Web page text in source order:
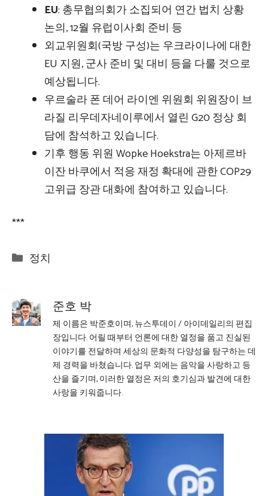
EU: 총무협의회가 소집되어 연간 법치 상황
논의, 12월 유럽이사회 준비 등
외교위원회(국방 구성)는 우크라이나에 대한
EU 지원, 군사 준비 및 대비 등을 다룰 것으로
예상됩니다.
우르술라 폰 데어 라이엔 위원회 위원장이 브
라질 리우데자네이루에서 열린 G20 정상 회
담에 참석하고 있습니다.
기후 행동 위원 Wopke Hoekstra는 아제르바
이잔 바쿠에서 적응 재정 확대에 관한 COP29
고위급 장관 대화에 참여하고 있습니다.
***
Categories
정치
준호 박
제 이름은 박준호이며, 뉴스투데이 / 아이데일리의 편집
장입니다. 어릴 때부터 언론에 대한 열정을 품고 진실된
이야기를 전달하며 세상의 문화적 다양성을 탐구하는 데
제 경력을 바쳤습니다. 업무 외에는 음악을 사랑하고 등
산을 즐기며, 이러한 열정은 저의 호기심과 발견에 대한
사랑을 키워줍니다.